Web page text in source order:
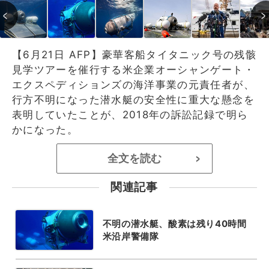
【6月21日 AFP】豪華客船タイタニック号の残骸
見学ツアーを催行する米企業オーシャンゲート・
エクスペディションズの海洋事業の元責任者が、
行方不明になった潜水艇の安全性に重大な懸念を
表明していたことが、2018年の訴訟記録で明ら
かになった。
全文を読む >
関連記事
不明の潜水艇、酸素は残り40時間
米沿岸警備隊